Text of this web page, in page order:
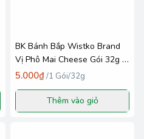
BK Bánh Bắp Wistko Brand
Vị Phô Mai Cheese Gói 32g _
European Snack Food VN
5.000₫/1 Gói/32g
Thêm vào giỏ